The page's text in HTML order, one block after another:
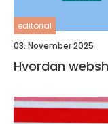
editorial
03. November 2025
Hvordan